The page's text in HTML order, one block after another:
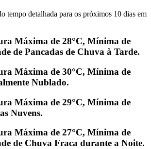
tempo detalhada para os próximos 10 dias em
Máxima de 28°C, Mínima de
de Pancadas de Chuva à Tarde.
Máxima de 30°C, Mínima de
Nublado.
Máxima de 29°C, Mínima de
Nuvens.
Máxima de 27°C, Mínima de
de Chuva Fraca durante a Noite.